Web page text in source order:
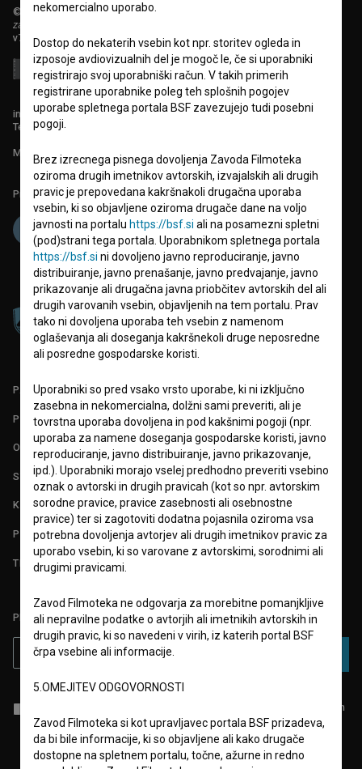
© 2018-2026, Filmoteka,
zavod za širjenje filmske kulture
v7.151.0
info@filmoteka.si
Tehnična pomoč: podpora@bsf.si
Mednarodna številka ISSN 2670-787X
Projekt sofinancira:
PARTNERJI
POGOJI UPORABE
O PROJEKTU
STATISTIKA
KONTAKT
POGOSTA VPRAŠANJA
TEST FUNKCIONALNOSTI
PRIJAVITE SE NA BSF NOVIČNIK:
za zbiranje, hrambo in
obdelavo osebnih podatkov.
nekomercialno uporabo.
Dostop do nekaterih vsebin kot npr. storitev ogleda in
izposoje avdiovizualnih del je mogoč le, če si uporabniki
registrirajo svoj uporabniški račun. V takih primerih
registrirane uporabnike poleg teh splošnih pogojev
uporabe spletnega portala BSF zavezujejo tudi posebni
pogoji.
Brez izrecnega pisnega dovoljenja Zavoda Filmoteka
oziroma drugih imetnikov avtorskih, izvajalskih ali drugih
pravic je prepovedana kakršnakoli drugačna uporaba
vsebin, ki so objavljene oziroma drugače dane na voljo
javnosti na portalu https://bsf.si ali na posamezni spletni
(pod)strani tega portala. Uporabnikom spletnega portala
https://bsf.si ni dovoljeno javno reproduciranje, javno
distribuiranje, javno prenašanje, javno predvajanje, javno
prikazovanje ali drugačna javna priobčitev avtorskih del ali
drugih varovanih vsebin, objavljenih na tem portalu. Prav
tako ni dovoljena uporaba teh vsebin z namenom
oglaševanja ali doseganja kakršnekoli druge neposredne
ali posredne gospodarske koristi.
Uporabniki so pred vsako vrsto uporabe, ki ni izključno
zasebna in nekomercialna, dolžni sami preveriti, ali je
tovrstna uporaba dovoljena in pod kakšnimi pogoji (npr.
uporaba za namene doseganja gospodarske koristi, javno
reproduciranje, javno distribuiranje, javno prikazovanje,
ipd.). Uporabniki morajo vselej predhodno preveriti vsebino
oznak o avtorski in drugih pravicah (kot so npr. avtorskim
sorodne pravice, pravice zasebnosti ali osebnostne
pravice) ter si zagotoviti dodatna pojasnila oziroma vsa
potrebna dovoljenja avtorjev ali drugih imetnikov pravic za
uporabo vsebin, ki so varovane z avtorskimi, sorodnimi ali
drugimi pravicami.
Zavod Filmoteka ne odgovarja za morebitne pomanjkljive
ali nepravilne podatke o avtorjih ali imetnikih avtorskih in
drugih pravic, ki so navedeni v virih, iz katerih portal BSF
črpa vsebine ali informacije.
5.OMEJITEV ODGOVORNOSTI
Zavod Filmoteka si kot upravljavec portala BSF prizadeva,
da bi bile informacije, ki so objavljene ali kako drugače
dostopne na spletnem portalu, točne, ažurne in redno